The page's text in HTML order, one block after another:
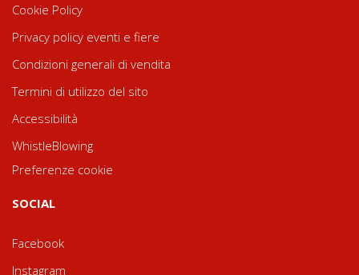
Cookie Policy
Privacy policy eventi e fiere
Condizioni generali di vendita
Termini di utilizzo del sito
Accessibilità
WhistleBlowing
Preferenze cookie
SOCIAL
Facebook
Instagram